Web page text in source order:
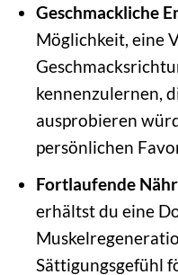
Geschmackliche
Möglichkeit, eine
kennenzulernen,
ausprobieren
persönlichen
Fortlaufende
erhältst du eine
Sättigungsgefühl